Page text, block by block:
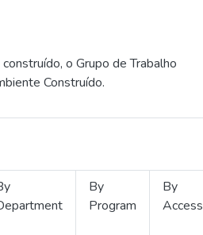
o Grupo de Trabalho
Construído.
By
Program
By
Access